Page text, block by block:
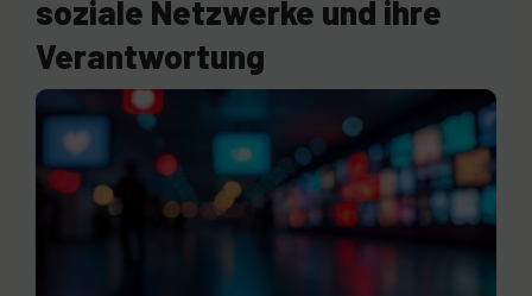
soziale Netzwerke und ihre
Verantwortung